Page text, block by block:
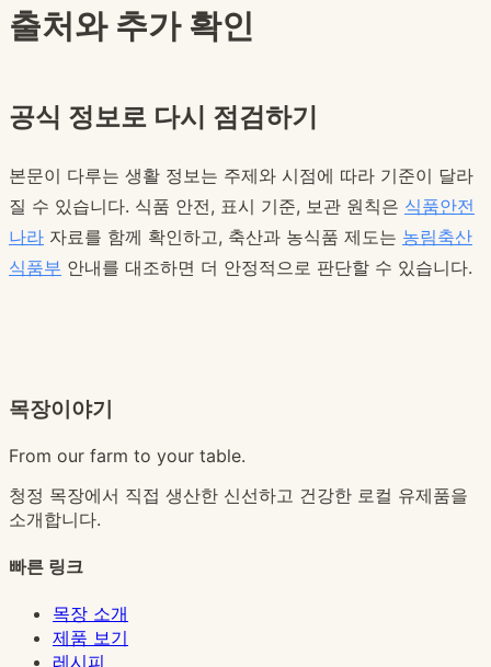
출처와 추가 확인
공식 정보로 다시 점검하기
본문이 다루는 생활 정보는 주제와 시점에 따라 기준이 달라
질 수 있습니다. 식품 안전, 표시 기준, 보관 원칙은 식품안전
나라 자료를 함께 확인하고, 축산과 농식품 제도는 농림축산
식품부 안내를 대조하면 더 안정적으로 판단할 수 있습니다.
목장이야기
From our farm to your table.
청정 목장에서 직접 생산한 신선하고 건강한 로컬 유제품을
소개합니다.
빠른 링크
목장 소개
제품 보기
레시피